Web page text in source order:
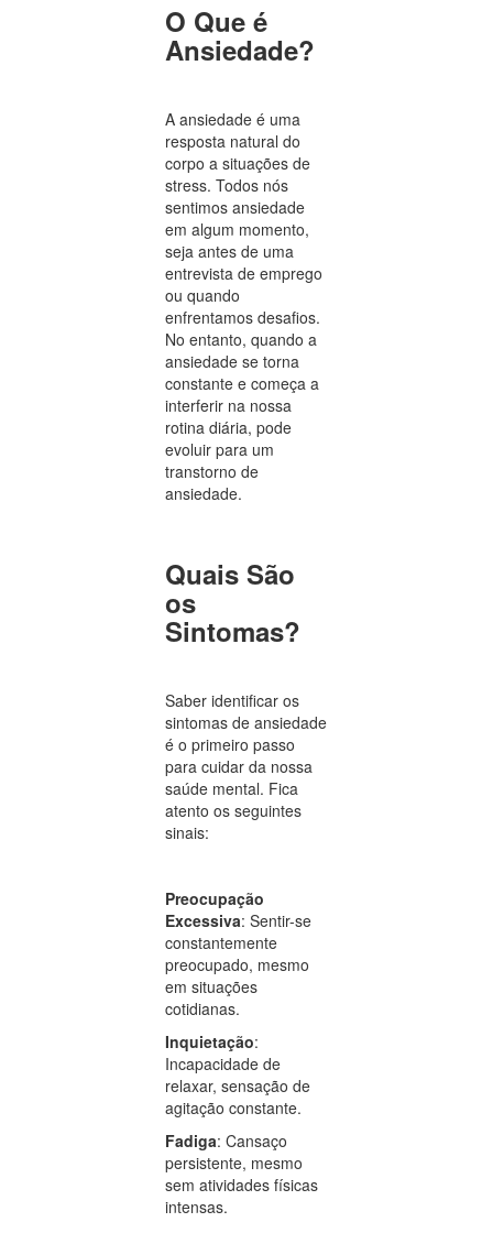
O Que é
Ansiedade?
A ansiedade é uma
resposta natural do
corpo a situações de
stress. Todos nós
sentimos ansiedade
em algum momento,
seja antes de uma
entrevista de emprego
ou quando
enfrentamos desafios.
No entanto, quando a
ansiedade se torna
constante e começa a
interferir na nossa
rotina diária, pode
evoluir para um
transtorno de
ansiedade.
Quais São
os
Sintomas?
Saber identificar os
sintomas de ansiedade
é o primeiro passo
para cuidar da nossa
saúde mental. Fica
atento os seguintes
sinais:
Preocupação
Excessiva: Sentir-se
constantemente
preocupado, mesmo
em situações
cotidianas.
Inquietação:
Incapacidade de
relaxar, sensação de
agitação constante.
Fadiga: Cansaço
persistente, mesmo
sem atividades físicas
intensas.